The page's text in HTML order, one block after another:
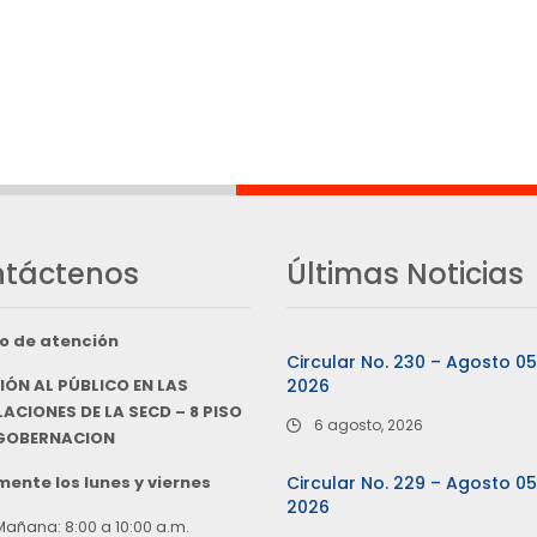
de atención
AL PÚBLICO EN LAS
DE LA SECD – 8 PISO
los lunes y viernes
8:00 a 10:00 a.m.
Últimas Noticias
Circular No. 230 – Agosto
2026
6 agosto, 2026
Circular No. 229 – Agosto
2026